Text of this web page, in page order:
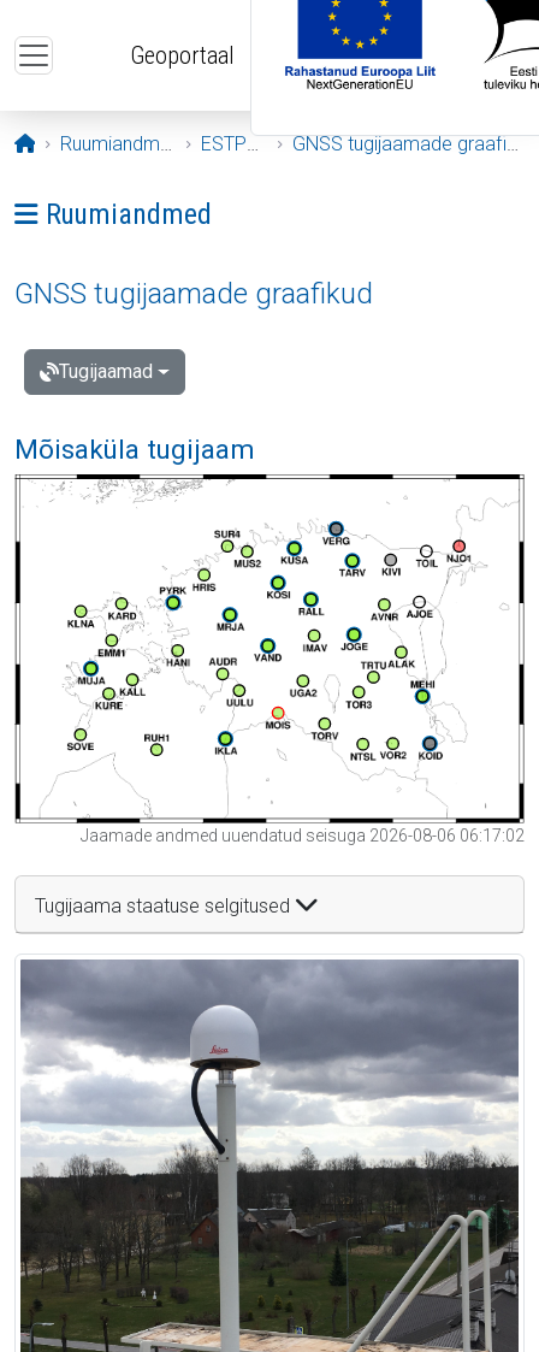
Geoportaal
Avaleht
Ruumiandmed ESTPOS GNSS tugijaamade graafikud
Ava menüü: Ruumiandmed
Ruumiandmed
GNSS tugijaamade graafikud
Tugijaamad
Mõisaküla tugijaam
Jaamade andmed uuendatud seisuga 2026-08-06 06:17:02
Tugijaama staatuse selgitused